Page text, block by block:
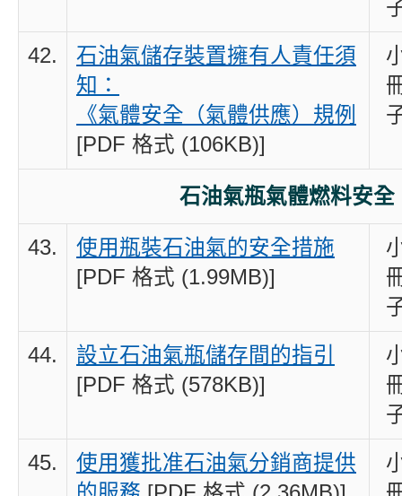
42.
石油氣儲存裝置擁有人責任須
知：
《氣體安全（氣體供應）規例
[PDF 格式 (106KB)]
石油氣瓶氣體燃料安全
43.
使用瓶裝石油氣的安全措施
[PDF 格式 (1.99MB)]
44.
設立石油氣瓶儲存間的指引
[PDF 格式 (578KB)]
45.
使用獲批准石油氣分銷商提供